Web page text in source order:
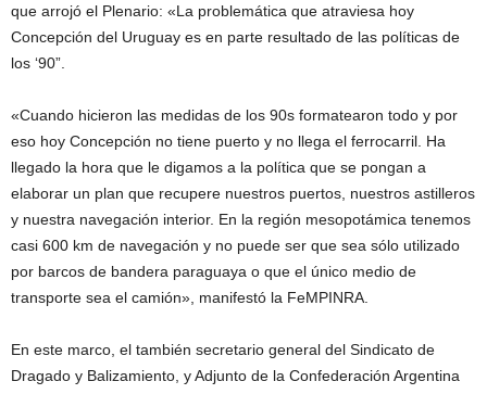
que arrojó el Plenario: «La problemática que atraviesa hoy
Concepción del Uruguay es en parte resultado de las políticas de
los ‘90”.
«Cuando hicieron las medidas de los 90s formatearon todo y por
eso hoy Concepción no tiene puerto y no llega el ferrocarril. Ha
llegado la hora que le digamos a la política que se pongan a
elaborar un plan que recupere nuestros puertos, nuestros astilleros
y nuestra navegación interior. En la región mesopotámica tenemos
casi 600 km de navegación y no puede ser que sea sólo utilizado
por barcos de bandera paraguaya o que el único medio de
transporte sea el camión», manifestó la FeMPINRA.
En este marco, el también secretario general del Sindicato de
Dragado y Balizamiento, y Adjunto de la Confederación Argentina